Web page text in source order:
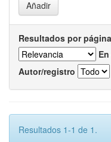
Resultados por página
Autor/registro
Resultados 1-1 de 1.